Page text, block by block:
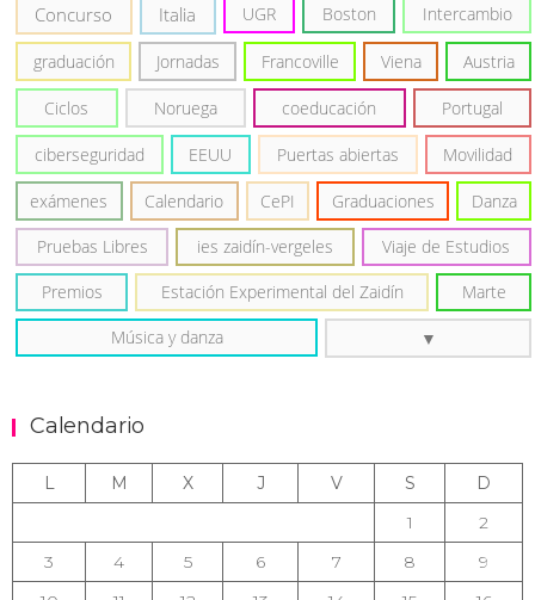
Concurso Italia UGR Boston Intercambio
graduación Jornadas Francoville Viena Austria
Ciclos Noruega coeducación Portugal
ciberseguridad EEUU Puertas abiertas Movilidad
exámenes Calendario CePI Graduaciones Danza
Pruebas Libres ies zaidín-vergeles Viaje de Estudios
Premios Estación Experimental del Zaidín Marte
Música y danza
Calendario
L M X J V S
D
1
2
3
4 5 6 7 8
9